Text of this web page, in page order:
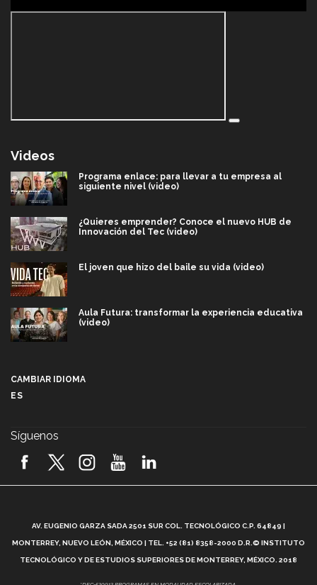
Videos
Programa enlace: para llevar a tu empresa al
siguiente nivel (video)
¿Quieres emprender? Conoce el nuevo HUB de
Innovación del Tec (video)
El joven que hizo del baile su vida (video)
Aula Futura: transformar la experiencia educativa
(video)
2026! (video)
¿Cómo es el Modelo Educativo Tec? (video)
CAMBIAR IDIOMA
ES
Síguenos
AV. EUGENIO GARZA SADA 2501 SUR COL. TECNOLÓGICO C.P. 64849 |
MONTERREY, NUEVO LEÓN, MÉXICO | TEL. +52 (81) 8358-2000 D.R.© INSTITUTO
TECNOLÓGICO Y DE ESTUDIOS SUPERIORES DE MONTERREY, MÉXICO. 2018